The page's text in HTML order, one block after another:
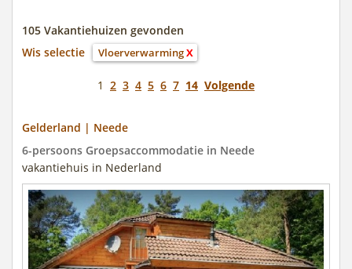
105 Vakantiehuizen gevonden
Wis selectie
VloerverwarmingX
1 2 3 4 5 6 7 14 Volgende
Gelderland | Neede
6-persoons Groepsaccommodatie in Neede
vakantiehuis in Nederland